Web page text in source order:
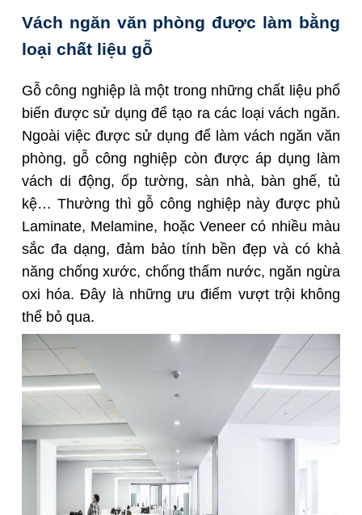
Vách ngăn văn phòng được làm bằng
loại chất liệu gỗ
Gỗ công nghiệp là một trong những chất liệu phổ
biến được sử dụng để tạo ra các loại vách ngăn.
Ngoài việc được sử dụng để làm vách ngăn văn
phòng, gỗ công nghiệp còn được áp dụng làm
vách di động, ốp tường, sàn nhà, bàn ghế, tủ
kệ… Thường thì gỗ công nghiệp này được phủ
Laminate, Melamine, hoặc Veneer có nhiều màu
sắc đa dạng, đảm bảo tính bền đẹp và có khả
năng chống xước, chống thấm nước, ngăn ngừa
oxi hóa. Đây là những ưu điểm vượt trội không
thể bỏ qua.